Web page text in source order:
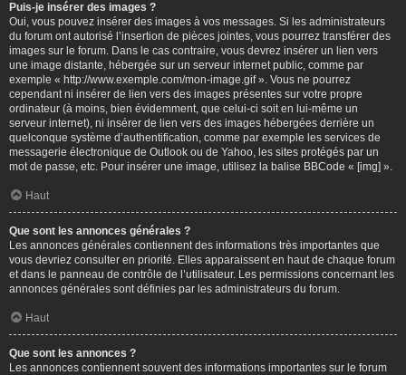
Puis-je insérer des images ?
Oui, vous pouvez insérer des images à vos messages. Si les administrateurs
du forum ont autorisé l’insertion de pièces jointes, vous pourrez transférer des
images sur le forum. Dans le cas contraire, vous devrez insérer un lien vers
une image distante, hébergée sur un serveur internet public, comme par
exemple « http://www.exemple.com/mon-image.gif ». Vous ne pourrez
cependant ni insérer de lien vers des images présentes sur votre propre
ordinateur (à moins, bien évidemment, que celui-ci soit en lui-même un
serveur internet), ni insérer de lien vers des images hébergées derrière un
quelconque système d’authentification, comme par exemple les services de
messagerie électronique de Outlook ou de Yahoo, les sites protégés par un
mot de passe, etc. Pour insérer une image, utilisez la balise BBCode « [img] ».
Haut
Que sont les annonces générales ?
Les annonces générales contiennent des informations très importantes que
vous devriez consulter en priorité. Elles apparaissent en haut de chaque forum
et dans le panneau de contrôle de l’utilisateur. Les permissions concernant les
annonces générales sont définies par les administrateurs du forum.
Haut
Que sont les annonces ?
Les annonces contiennent souvent des informations importantes sur le forum